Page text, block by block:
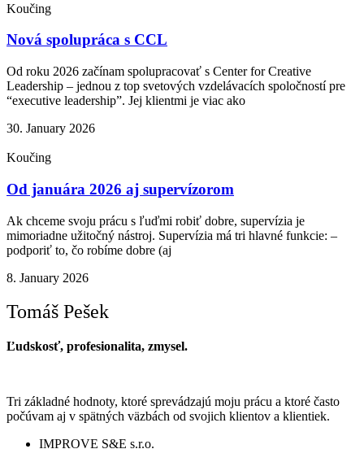
Koučing
Nová spolupráca s CCL
Od roku 2026 začínam spolupracovať s Center for Creative
Leadership – jednou z top svetových vzdelávacích spoločností pre
“executive leadership”. Jej klientmi je viac ako
30. January 2026
Koučing
Od januára 2026 aj supervízorom
Ak chceme svoju prácu s ľuďmi robiť dobre, supervízia je
mimoriadne užitočný nástroj. Supervízia má tri hlavné funkcie: –
podporiť to, čo robíme dobre (aj
8. January 2026
Tomáš Pešek
Ľudskosť, profesionalita, zmysel.
Tri základné hodnoty, ktoré sprevádzajú moju prácu a ktoré často
počúvam aj v spätných väzbách od svojich klientov a klientiek.
IMPROVE S&E s.r.o.